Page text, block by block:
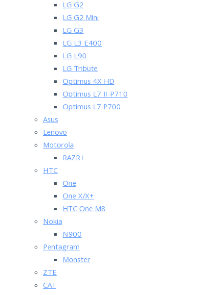
LG G2
LG G2 Mini
LG G3
LG L3 E400
LG L90
LG Tribute
Optimus 4X HD
Optimus L7 II P710
Optimus L7 P700
Asus
Lenovo
Motorola
RAZR i
HTC
One
One X/X+
HTC One M8
Nokia
N900
Pentagram
Monster
ZTE
CAT